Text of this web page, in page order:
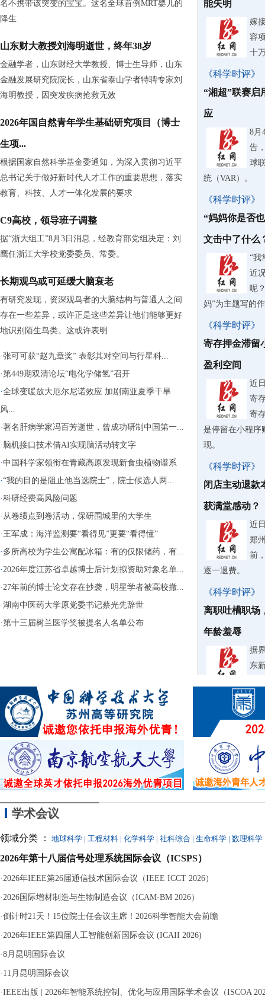
名不携带该突变的宝宝。这名全球首例MRT婴儿的
降生
山东财大教授刘海明逝世，终年38岁
金融学者，山东财经大学教授、博士生导师，山东
金融发展研究院院长，山东省泰山学者特聘专家刘
海明教授，因突发疾病抢救无效
2026年国自然青年学生基础研究项目（博士
生项...
根据国家自然科学基金委通知，为深入贯彻习近平
总书记关于做好新时代人才工作的重要思想，落实
教育、科技、人才一体化发展的要求
C9高校，领导班子调整
据“浙大组工”8月3日消息，经教育部党组决定：刘
鹰任浙江大学校党委委员、常委。
长期观鸟或可延缓大脑衰老
有研究发现，资深观鸟者的大脑结构与普通人之间
存在一些差异，或许正是这些差异让他们能够更好
地识别陌生鸟类。这或许表明
·张可可获“赵九章奖” 表彰其对空间与行星科...
·第449期双清论坛“电化学储氢”召开
·全球变暖放大厄尔尼诺效应 加剧南亚夏季干旱
风...
·著名肝病学家冯百芳逝世，曾成功研制中国第一...
· 脑机接口技术借AI实现脑活动转文字
·中国科学家领衔在青藏高原发现新食虫植物谱系
·“我的目的是阻止他当选院士”，院士候选人两...
·科研经费高风险问题
· 从卷绩点到卷活动，保研围城里的大学生
· 王军成：海洋监测要“看得见”更要“看得懂”
· 多所高校为学生公寓配冰箱：有的仅限储药，有...
·2026年度江苏省卓越博士后计划拟资助对象名单...
·27年前的博士论文存在抄袭，明星学者被高校撤...
·湖南中医药大学原党委书记蔡光先辞世
·第十三届树兰医学奖被提名人名单公布
能失明
嫁
容
十
《科学时评》
“湘超”联赛启
应
8月
告
球
统（VAR）。
《科学时评》
“妈妈你是否
文击中了什么
“我
近
呢
妈”为主题写的
《科学时评》
寄存押金滞留
盈利空间
近
寄
寄
是停留在小程序
现。
《科学时评》
闭店主动退款
获满堂感动？
近
郑
前
逐一退费。
《科学时评》
离职吐槽职场
年龄羞辱
据
东
《科学时评》
微过重罚要
议
离
分钟等十余次“
严重违纪、单方
学术会议
领域分类 ： 地球科学 | 工程材料 | 化学科学 | 社科综合 | 生命科学 | 数理科学
2026年第十八届信号处理系统国际会议（ICSPS）
·2026年IEEE第26届通信技术国际会议（IEEE ICCT 2026）
·2026国际增材制造与生物制造会议（ICAM-BM 2026）
·倒计时21天！15位院士任会议主席！2026科学智能大会前瞻
·2026年IEEE第四届人工智能创新国际会议 (ICAII 2026)
·8月昆明国际会议
· 11月昆明国际会议
·IEEE出版 | 2026年智能系统控制、优化与应用国际学术会议（ISCOA